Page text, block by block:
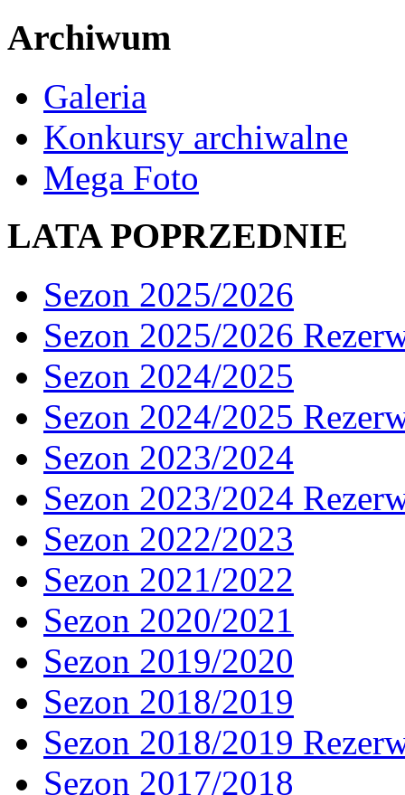
Archiwum
Galeria
Konkursy archiwalne
Mega Foto
LATA POPRZEDNIE
Sezon 2025/2026
Sezon 2025/2026
Sezon 2024/2025
Sezon 2024/2025
Sezon 2023/2024
Sezon 2023/2024
Sezon 2022/2023
Sezon 2021/2022
Sezon 2020/2021
Sezon 2019/2020
Sezon 2018/2019
Sezon 2018/2019
Sezon 2017/2018